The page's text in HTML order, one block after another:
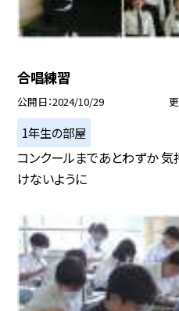
合唱練習
公開日 2024/10/29
1年生の部屋
コンクールまであとわずか 気
けないように